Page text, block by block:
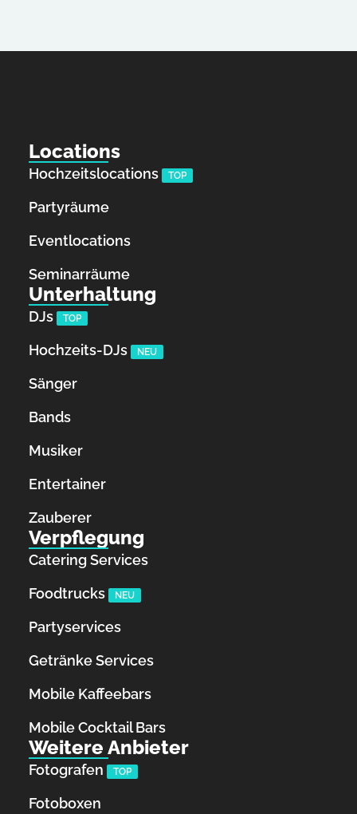
Locations
Hochzeitslocations TOP
Partyräume
Eventlocations
Seminarräume
Unterhaltung
DJs TOP
Hochzeits-DJs NEU
Sänger
Bands
Musiker
Entertainer
Zauberer
Verpflegung
Catering Services
Foodtrucks
NEU
Partyservices
Getränke Services
Mobile Kaffeebars
Mobile Cocktail Bars
Weitere Anbieter
Fotografen TOP
Fotoboxen